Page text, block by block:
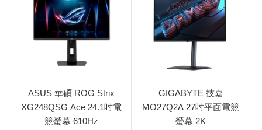
ASUS 華碩 ROG Strix
XG248QSG Ace 24.1吋電
競螢幕 610Hz
GIGABYTE 技嘉
MO27Q2A 27吋平面電競
螢幕 2K